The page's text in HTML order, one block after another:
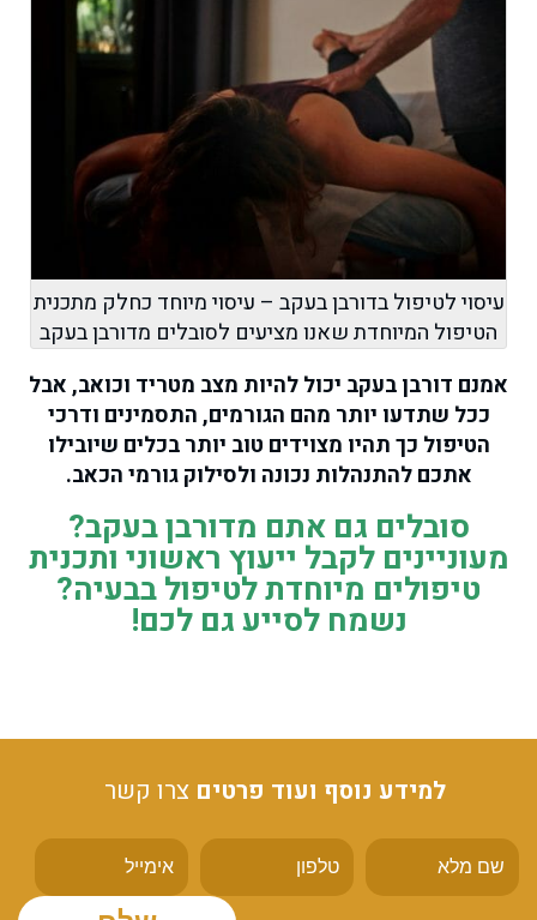
עיסוי לטיפול בדורבן בעקב – עיסוי מיוחד כחלק מתכנית
הטיפול המיוחדת שאנו מציעים לסובלים מדורבן בעקב
אמנם דורבן בעקב יכול להיות מצב מטריד וכואב, אבל
ככל שתדעו יותר מהם הגורמים, התסמינים ודרכי
הטיפול כך תהיו מצוידים טוב יותר בכלים שיובילו
אתכם להתנהלות נכונה ולסילוק גורמי הכאב.
סובלים גם אתם מדורבן בעקב?
מעוניינים לקבל ייעוץ ראשוני ותכנית
טיפולים מיוחדת לטיפול בבעיה?
נשמח לסייע גם לכם!
למידע נוסף ועוד פרטים צרו קשר